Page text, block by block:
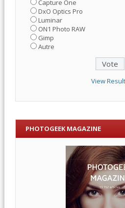
Capture One
DxO Optics Pro
Luminar
ON1 Photo RAW
Gimp
Autre
View
PHOTOGEEK MAGAZINE